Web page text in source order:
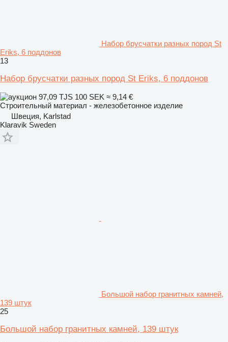
Набор брусчатки разных пород St
Eriks, 6 поддонов
13
Набор брусчатки разных пород St Eriks, 6 поддонов
97,09 TJS 100 SEK ≈ 9,14 €
Строительный материал - железобетонное изделие
Швеция, Karlstad
Klaravik Sweden
Большой набор гранитных камней,
139 штук
25
Большой набор гранитных камней, 139 штук